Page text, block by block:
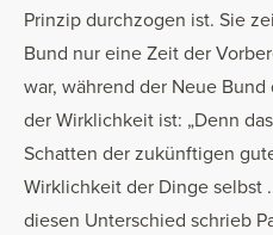
Prinzip durchzogen ist. Sie
Bund nur eine Zeit der
war, während der Neue
der Wirklichkeit ist: „Denn
Schatten der zukünftigen
Wirklichkeit der Dinge selbst
diesen Unterschied schrieb